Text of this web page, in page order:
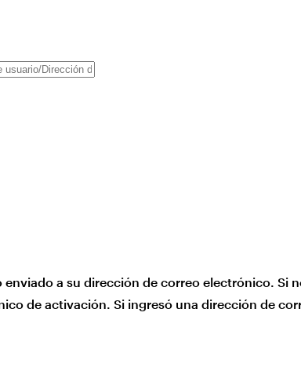
a su dirección de correo electrónico. Si
de activación. Si ingresó una dirección de